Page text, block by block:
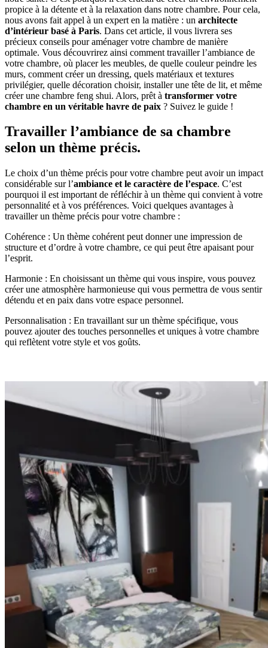
propice à la détente et à la relaxation dans notre chambre. Pour cela,
nous avons fait appel à un expert en la matière : un architecte
d’intérieur basé à Paris. Dans cet article, il vous livrera ses
précieux conseils pour aménager votre chambre de manière
optimale. Vous découvrirez ainsi comment travailler l’ambiance de
votre chambre, où placer les meubles, de quelle couleur peindre les
murs, comment créer un dressing, quels matériaux et textures
privilégier, quelle décoration choisir, installer une tête de lit, et même
créer une chambre feng shui. Alors, prêt à transformer votre
chambre en un véritable havre de paix ? Suivez le guide !
Travailler l’ambiance de sa chambre
selon un thème précis.
Le choix d’un thème précis pour votre chambre peut avoir un impact
considérable sur l’ambiance et le caractère de l’espace. C’est
pourquoi il est important de réfléchir à un thème qui convient à votre
personnalité et à vos préférences. Voici quelques avantages à
travailler un thème précis pour votre chambre :
Cohérence : Un thème cohérent peut donner une impression de
structure et d’ordre à votre chambre, ce qui peut être apaisant pour
l’esprit.
Harmonie : En choisissant un thème qui vous inspire, vous pouvez
créer une atmosphère harmonieuse qui vous permettra de vous sentir
détendu et en paix dans votre espace personnel.
Personnalisation : En travaillant sur un thème spécifique, vous
pouvez ajouter des touches personnelles et uniques à votre chambre
qui reflètent votre style et vos goûts.